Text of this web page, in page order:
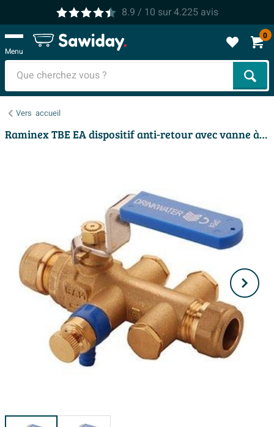
8.9 / 10 sur4.225 avis
Menu
0
Vers accueil
Raminex TBE EA dispositif anti-retour avec vanne à boisseau sphérique et purgeur 15 mm à compression